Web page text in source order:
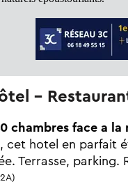
-
chambres face a la
cet hotel en parfait
Terrasse,